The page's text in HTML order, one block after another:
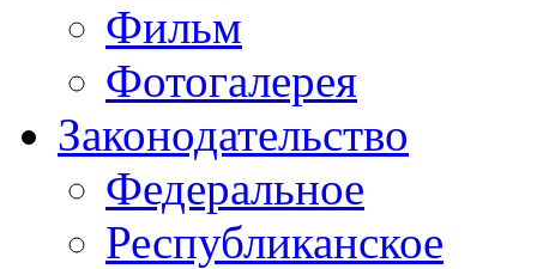
Фильм
Фотогалерея
Законодательство
Федеральное
Республиканское